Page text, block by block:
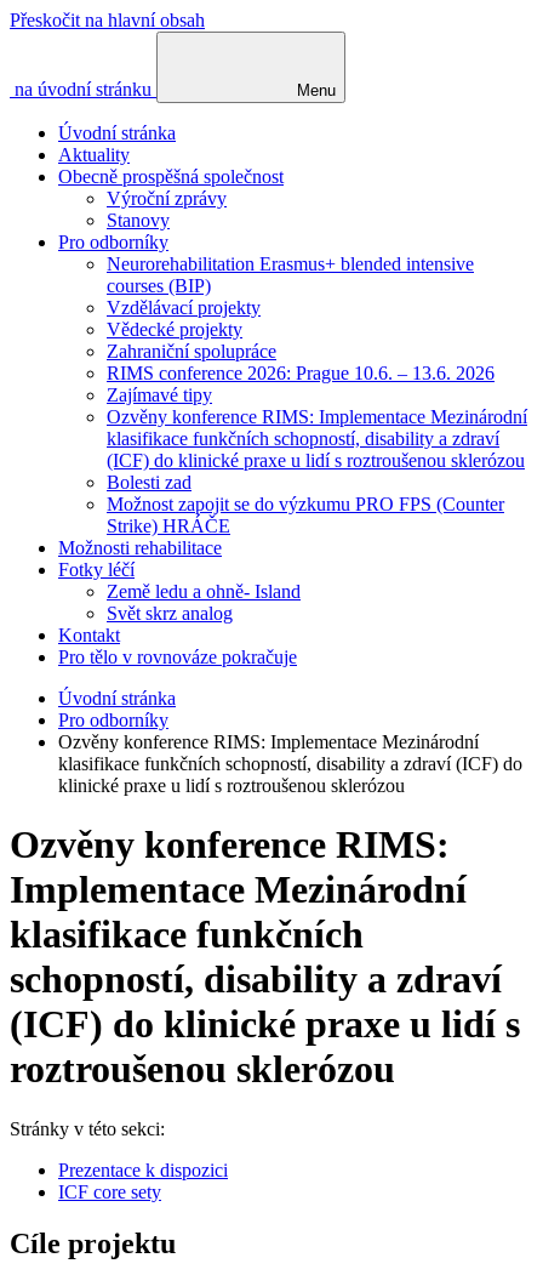
Přeskočit na hlavní obsah
na úvodní stránku Menu
Úvodní stránka
Aktuality
Obecně prospěšná společnost
Výroční zprávy
Stanovy
Pro odborníky
Neurorehabilitation Erasmus+ blended intensive
courses (BIP)
Vzdělávací projekty
Vědecké projekty
Zahraniční spolupráce
RIMS conference 2026: Prague 10.6. – 13.6. 2026
Zajímavé tipy
Ozvěny konference RIMS: Implementace Mezinárodní
klasifikace funkčních schopností, disability a zdraví
(ICF) do klinické praxe u lidí s roztroušenou sklerózou
Bolesti zad
Možnost zapojit se do výzkumu PRO FPS (Counter
Strike) HRÁČE
Možnosti rehabilitace
Fotky léčí
Země ledu a ohně- Island
Svět skrz analog
Kontakt
Pro tělo v rovnováze pokračuje
Úvodní stránka
Pro odborníky
Ozvěny konference RIMS: Implementace Mezinárodní
klasifikace funkčních schopností, disability a zdraví (ICF) do
klinické praxe u lidí s roztroušenou sklerózou
Ozvěny konference RIMS:
Implementace Mezinárodní
klasifikace funkčních
schopností, disability a zdraví
(ICF) do klinické praxe u lidí s
roztroušenou sklerózou
Stránky v této sekci:
Prezentace k dispozici
ICF core sety
Cíle projektu